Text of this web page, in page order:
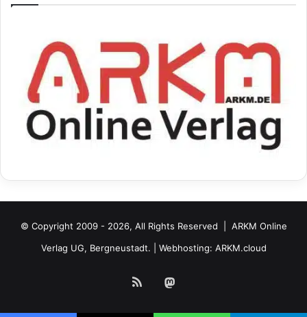
© Copyright 2009 - 2026, All Rights Reserved | ARKM Online
Verlag UG, Bergneustadt. | Webhosting: ARKM.cloud
RSS